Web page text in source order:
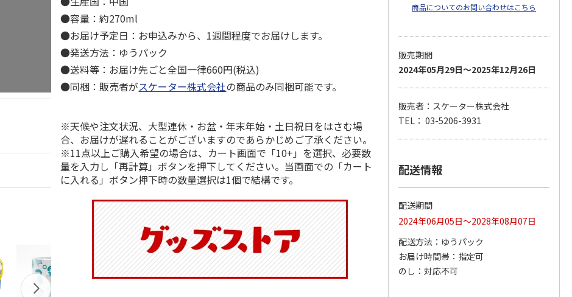
●容量：約270ml
●お届け予定日：お申込みから、1週間程度でお届けします。
●発送方法：ゆうパック
●送料等：お届け先ごと全国一律660円(税込)
●同梱：販売者がスケーター株式会社の商品のみ同梱可能です。
※天候や注文状況、大型連休・お盆・年末年始・土日祝日をはさむ場
合、お届けが遅れることがございますのであらかじめご了承ください。
※11点以上ご購入希望の場合は、カート画面で「10+」を選択、必要数
量を入力し「再計算」ボタンを押下してください。当画面での「カート
に入れる」ボタン押下時の数量選択は1個で結構です。
商品についてのお問い合わせはこちら
販売期間
2024年05月29日～2025年12月26日
販売者：スケーター株式会社
TEL： 03-5206-3931
配送情報
配送期間
2024年06月05日～2028年08月07日
配送方法
ゆうパック
お届け時間帯
指定可
のし
対応不可